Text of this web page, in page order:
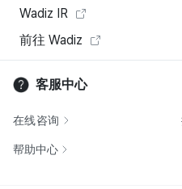
Wadiz IR
前往 Wadiz
客服中心
在线咨询
帮助中心